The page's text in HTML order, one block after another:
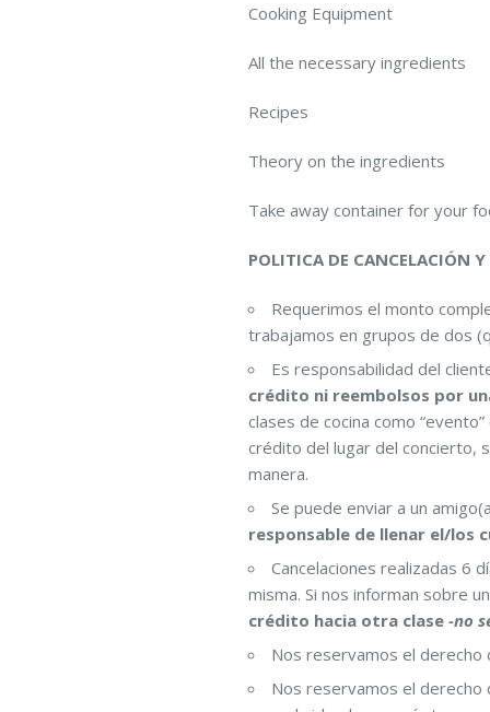
Cooking Equipment
All the necessary ingredients
Recipes
Theory on the ingredients
Take away container for your
POLITICA DE CANCELACIÓN Y
Requerimos el monto
trabajamos en grupos de dos
Es responsabilidad del
crédito ni reembolsos por
clases de cocina como
crédito del lugar del concierto,
manera.
Se puede enviar a un
responsable de llenar el/los
Cancelaciones realizadas 6
misma. Si nos informan sobre
crédito hacia otra clase -no
Nos reservamos el derecho
Nos reservamos el derecho